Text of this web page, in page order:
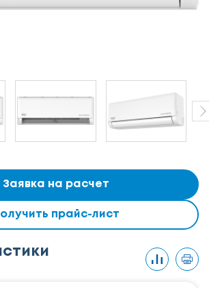
Заявка на расчет
прайс-лист